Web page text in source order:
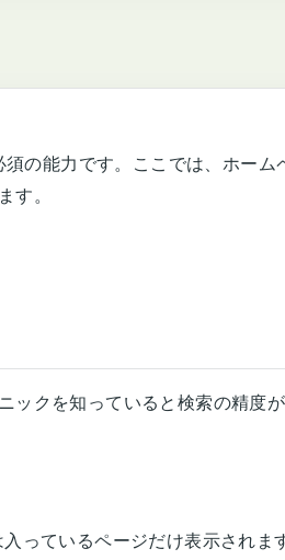
の能力です。ここでは、ホーム
す。
ックを知っていると検索の精度
っているページだけ表示されま